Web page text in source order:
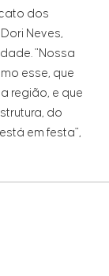
dos
Neves,
"Nossa
esse, que
região, e que
do
em festa",